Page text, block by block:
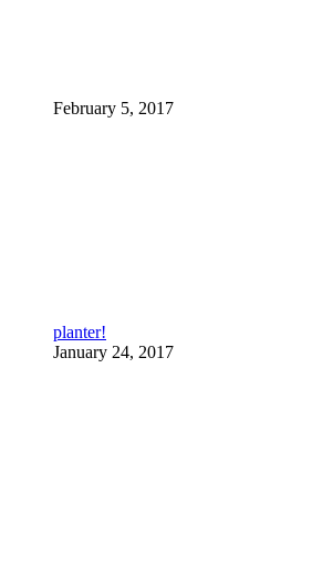
February 5, 2017
planter!
January 24, 2017